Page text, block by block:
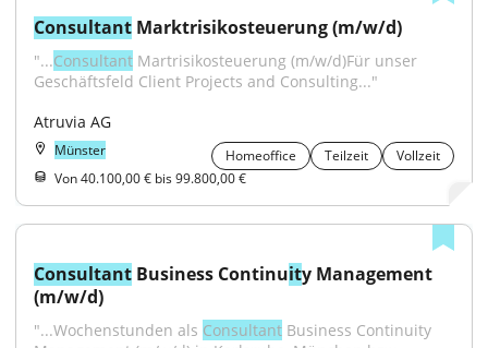
Consultant Marktrisikosteuerung (m/w/d)
"...Consultant Martrisikosteuerung (m/w/d)Für unser
Geschäftsfeld Client Projects and Consulting..."
Atruvia AG
Münster Homeoffice Teilzeit
Vollzeit
Von 40.100,00 € bis 99.800,00 €
Consultant Business Continuity Management
(m/w/d)
"...Wochenstunden als Consultant Business Continuity